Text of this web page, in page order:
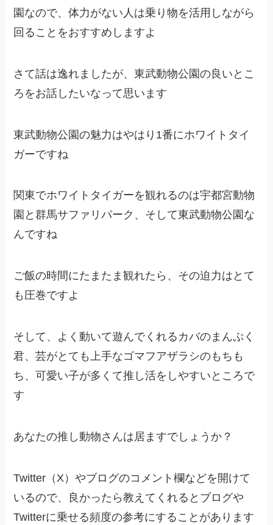
園なので、体力がない人は乗り物を活用しながら
回ることをおすすめしますよ
さて話は逸れましたが、東武動物公園の良いとこ
ろをお話したいなって思います
東武動物公園の魅力はやはり1番にホワイトタイ
ガーですね
関東でホワイトタイガーを観れるのは宇都宮動物
園と群馬サファリパーク、そして東武動物公園な
んですね
ご飯の時間にたまたま観れたら、その迫力はとて
も圧巻ですよ
そして、よく動いて遊んでくれるカバのまんぷく
君、芸がとても上手なゴマフアザラシのもちも
ち、可愛い子が多くて推し活をしやすいところで
す
あなたの推し動物さんは居ますでしょうか？
Twitter（X）やブログのコメント欄などを開けて
いるので、良かったら教えてくれるとブログや
Twitterに乗せる頻度の参考にすることがあります